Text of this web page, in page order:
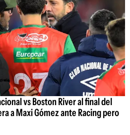
vs Boston River al final del
a Maxi Gómez ante Racing pero